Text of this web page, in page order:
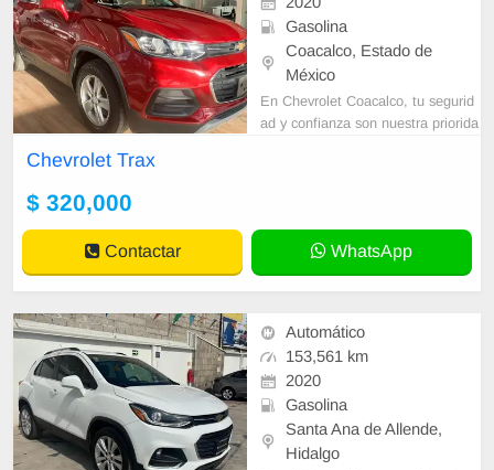
Gasolina
Coacalco, Estado de
México
En Chevrolet Coacalco, tu segurid
ad y confianza son nuestra priorida
Chevrolet Trax
$ 320,000
Contactar WhatsApp
Automático
153,561 km
2020
Gasolina
Santa Ana de Allende,
Hidalgo